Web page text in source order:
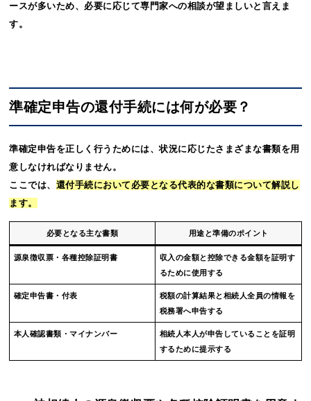
ースが多いため、必要に応じて専門家への相談が望ましいと言えま
す。
準確定申告の還付手続には何が必要？
準確定申告を正しく行うためには、状況に応じたさまざまな書類を用
意しなければなりません。
ここでは、 還付手続において必要となる代表的な書類について解説し
ます。
必要となる主な書類 用途と準備のポイント
源泉徴収票・各種控除証明書
収入の金額と控除できる金額を証明す
るために使用する
確定申告書・付表
税額の計算結果と相続人全員の情報を
税務署へ申告する
本人確認書類・マイナンバー
相続人本人が申告していることを証明
するために提示する